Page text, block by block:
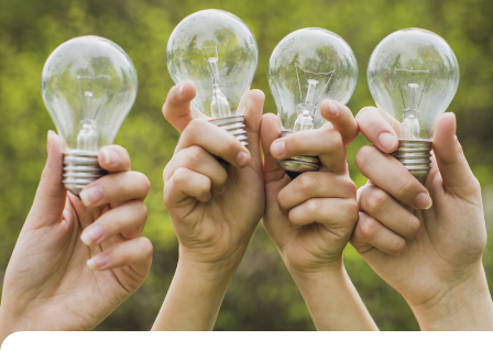
Om SV
Starta studiecirkel
Cirkelledare
Nyheter
Avdelningar